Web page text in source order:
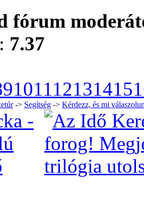
fórum
7.37
9101112131415
-> Segítség -> Kérdezz, és mi